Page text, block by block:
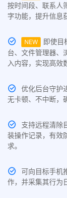
按时间段、联系人
字功能，提升信息
NEW
即使目
台、文件管理器、
入内容，实现高效
优化后台守护
无卡顿、不中断，
支持远程清除
装操作记录，有效
求。
可向目标手机
作，并采集其行为